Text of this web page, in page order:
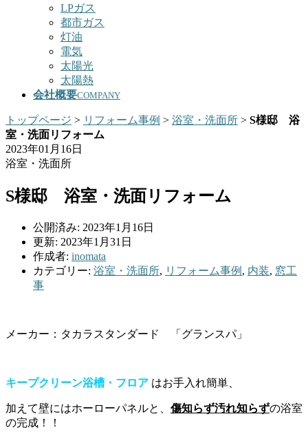
LPガス
都市ガス
灯油
電気
太陽光
太陽熱
会社概要COMPANY
トップページ > リフォーム事例 > 浴室・洗面所 > S様邸 浴
室・洗面リフォーム
2023年01月16日
浴室・洗面所
S様邸 浴室・洗面リフォーム
公開済み: 2023年1月16日
更新: 2023年1月31日
作成者: inomata
カテゴリー: 浴室・洗面所, リフォーム事例 , 内装, 窓工
事
メーカー：タカラスタンダード 「グランスパ」
キープクリーン浴槽・フロア はお手入れ簡単、
加えて壁にはホーローパネルと、 傷知らず汚れ知らずの浴室
の完成！！